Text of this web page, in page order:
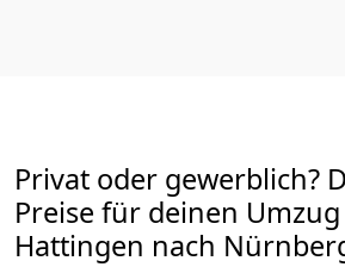
Privat oder gewerblich?
Preise für deinen
Hattingen nach